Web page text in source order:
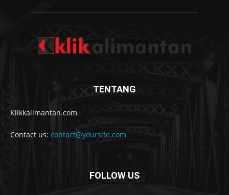
TENTANG
Klikkalimantan.com
Contact us: contact@yoursite.com
FOLLOW US